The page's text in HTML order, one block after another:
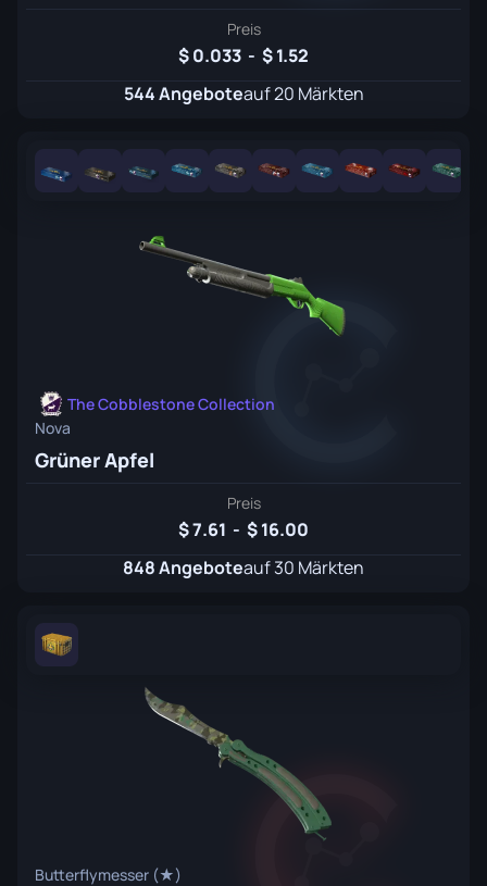
Preis
0.033 -
1.52
544 Angeboteauf 20 Märkten
The Cobblestone Collection
Nova
Grüner Apfel
Preis
7.61 -
16.00
848 Angeboteauf 30 Märkten
Butterflymesser (★)